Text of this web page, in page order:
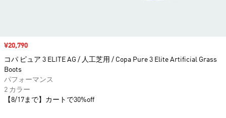
セール価格
¥20,790
コパ ピュア 3 ELITE AG / 人工芝用 / Copa Pure 3 Elite Artificial Grass
Boots
パフォーマンス
2 カラー
【8/17まで】カートで30%off